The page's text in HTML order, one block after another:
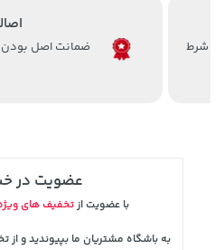
ضمانت اصل بودن
عضویت در
با عضویت ازتخفیف های
به باشگاه مشتریان ما بپیوندید و